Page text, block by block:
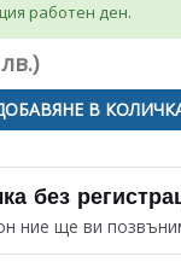
работен ден.
В
без
ние ще ви